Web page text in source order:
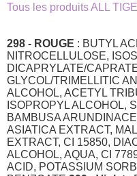
Tous les produits ALL
298 - ROUGE : BUTYL
NITROCELLULOSE,
DICAPRYLATE/
GLYCOL/TRIMELLITIC
ALCOHOL, ACETYL
ISOPROPYL ALCOHOL,
BAMBUSA
ASIATICA EXTRACT,
EXTRACT, CI 15850,
ALCOHOL, AQUA, CI
ACID, POTASSIUM